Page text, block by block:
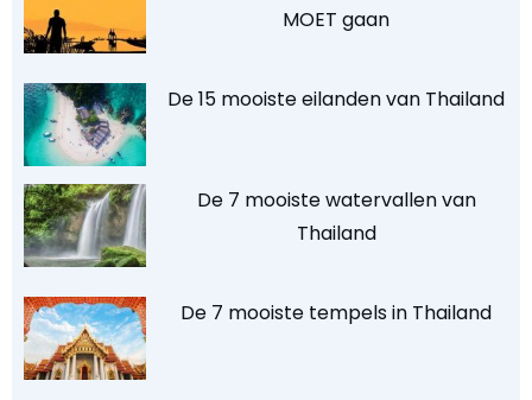
MOET gaan
De 15 mooiste eilanden van Thailand
De 7 mooiste watervallen van
Thailand
De 7 mooiste tempels in Thailand